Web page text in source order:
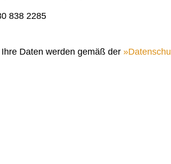
838 2285
Daten werden gemäß der